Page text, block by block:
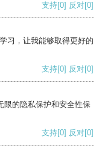
支持[0] 反对[0]
习，让我能够取得更好的
支持[0] 反对[0]
限的隐私保护和安全性保
支持[0] 反对[0]